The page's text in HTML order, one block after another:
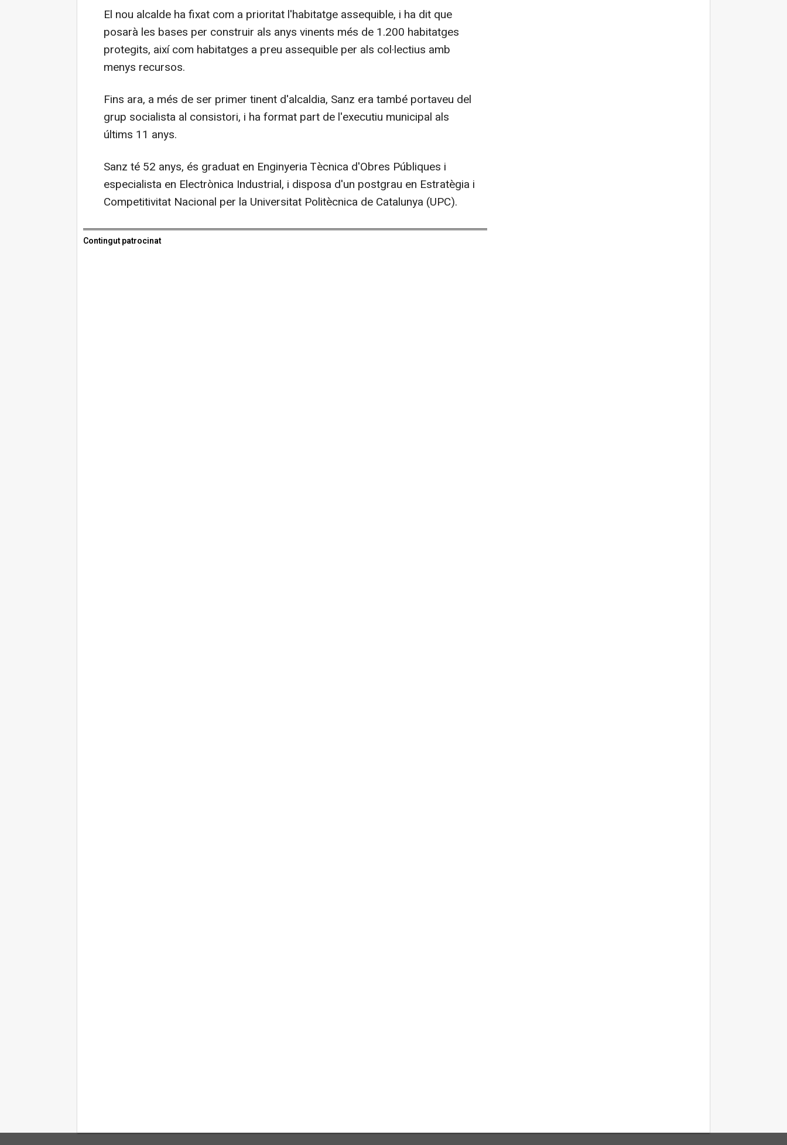
El nou alcalde ha fixat com a prioritat l'habitatge assequible, i ha dit que
posarà les bases per construir als anys vinents més de 1.200 habitatges
protegits, així com habitatges a preu assequible per als col·lectius amb
menys recursos.
Fins ara, a més de ser primer tinent d'alcaldia, Sanz era també portaveu del
grup socialista al consistori, i ha format part de l'executiu municipal als
últims 11 anys.
Sanz té 52 anys, és graduat en Enginyeria Tècnica d'Obres Públiques i
especialista en Electrònica Industrial, i disposa d'un postgrau en Estratègia i
Competitivitat Nacional per la Universitat Politècnica de Catalunya (UPC).
Contingut patrocinat